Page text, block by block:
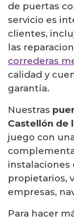
de puertas
servicio es
clientes,
las
correderas
calidad y
garantía.
Nuestras
Castellón de
juego con
instalaciones
propietarios,
empresas,
Para hacer